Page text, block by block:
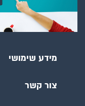
מידע שימושי
צור קשר